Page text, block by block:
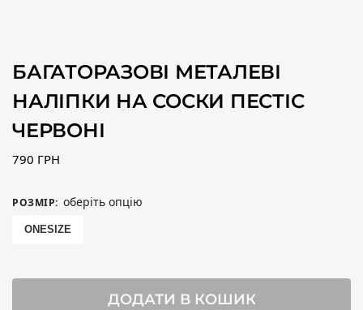
БАГАТОРАЗОВІ МЕТАЛЕВІ
НАЛІПКИ НА СОСКИ ПЕСТІС
ЧЕРВОНІ
790 ГРН
РОЗМІР: оберіть опцію
ONESIZE
ДОДАТИ В КОШИК